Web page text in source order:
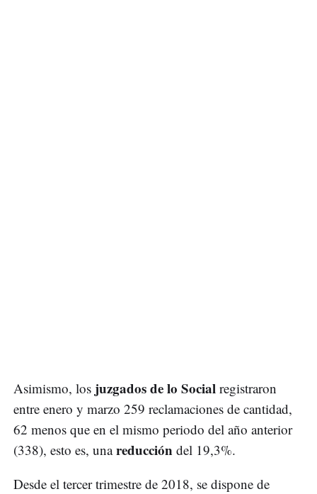
Asimismo, los juzgados de lo Social registraron
entre enero y marzo 259 reclamaciones de cantidad,
62 menos que en el mismo periodo del año anterior
(338), esto es, unareducción del 19,3%.
Desde el tercer trimestre de 2018, se dispone de